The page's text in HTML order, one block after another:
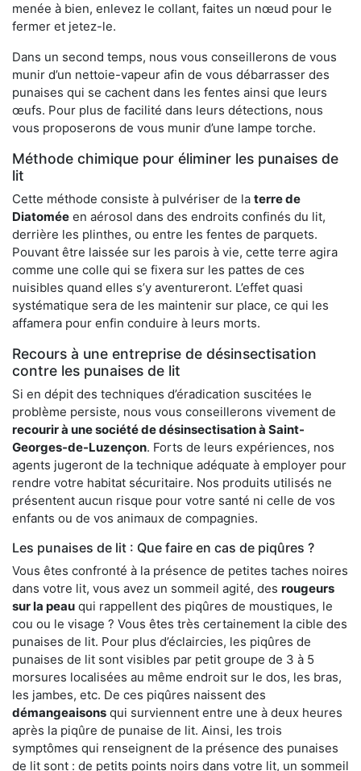
menée à bien, enlevez le collant, faites un nœud pour le
fermer et jetez-le.
Dans un second temps, nous vous conseillerons de vous
munir d’un nettoie-vapeur afin de vous débarrasser des
punaises qui se cachent dans les fentes ainsi que leurs
œufs. Pour plus de facilité dans leurs détections, nous
vous proposerons de vous munir d’une lampe torche.
Méthode chimique pour éliminer les punaises de
lit
Cette méthode consiste à pulvériser de la terre de
Diatomée en aérosol dans des endroits confinés du lit,
derrière les plinthes, ou entre les fentes de parquets.
Pouvant être laissée sur les parois à vie, cette terre agira
comme une colle qui se fixera sur les pattes de ces
nuisibles quand elles s’y aventureront. L’effet quasi
systématique sera de les maintenir sur place, ce qui les
affamera pour enfin conduire à leurs morts.
Recours à une entreprise de désinsectisation
contre les punaises de lit
Si en dépit des techniques d’éradication suscitées le
problème persiste, nous vous conseillerons vivement de
recourir à une société de désinsectisation à Saint-
Georges-de-Luzençon. Forts de leurs expériences, nos
agents jugeront de la technique adéquate à employer pour
rendre votre habitat sécuritaire. Nos produits utilisés ne
présentent aucun risque pour votre santé ni celle de vos
enfants ou de vos animaux de compagnies.
Les punaises de lit : Que faire en cas de piqûres ?
Vous êtes confronté à la présence de petites taches noires
dans votre lit, vous avez un sommeil agité, des rougeurs
sur la peau qui rappellent des piqûres de moustiques, le
cou ou le visage ? Vous êtes très certainement la cible des
punaises de lit. Pour plus d’éclaircies, les piqûres de
punaises de lit sont visibles par petit groupe de 3 à 5
morsures localisées au même endroit sur le dos, les bras,
les jambes, etc. De ces piqûres naissent des
démangeaisons qui surviennent entre une à deux heures
après la piqûre de punaise de lit. Ainsi, les trois
symptômes qui renseignent de la présence des punaises
de lit sont : de petits points noirs dans votre lit, un sommeil